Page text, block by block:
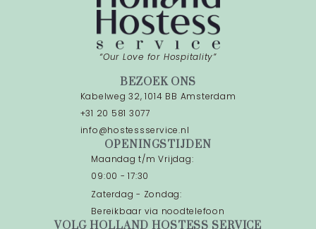
“Our Love for Hospitality”
BEZOEK ONS
Kabelweg 32, 1014 BB Amsterdam
+31 20 581 3077
info@hostessservice.nl
OPENINGSTIJDEN
Maandag t/m Vrijdag:
09:00 - 17:30
Zaterdag - Zondag:
Bereikbaar via noodtelefoon
VOLG HOLLAND HOSTESS SERVICE